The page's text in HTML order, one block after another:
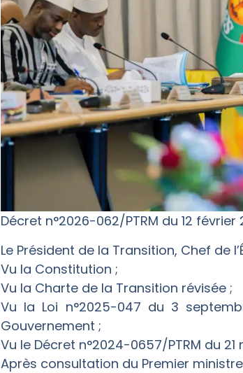
Décret n°2026-062/PTRM du 12
Le Président de la Transition, Chef de
Vu la Constitution ;
Vu la Charte de la Transition révisée ;
Vu la Loi n°2025-047 du 3
Gouvernement ;
Vu le Décret n°2024-0657/PTRM du
Après consultation du Premier